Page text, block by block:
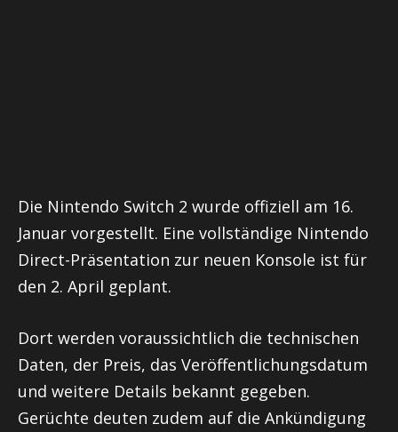
Die Nintendo Switch 2 wurde offiziell am 16.
Januar vorgestellt. Eine vollständige Nintendo
Direct-Präsentation zur neuen Konsole ist für
den 2. April geplant.
Dort werden voraussichtlich die technischen
Daten, der Preis, das Veröffentlichungsdatum
und weitere Details bekannt gegeben.
Gerüchte deuten zudem auf die Ankündigung